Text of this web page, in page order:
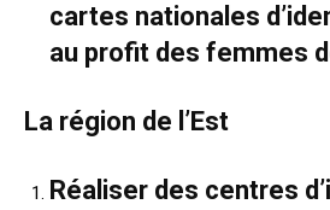
cartes nationales
au profit des femmes
La région de l’Est
Réaliser des centres